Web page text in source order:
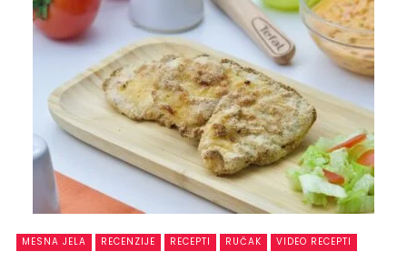
MESNA JELA RECENZIJE RECEPTI RUČAK VIDEO RECEPTI